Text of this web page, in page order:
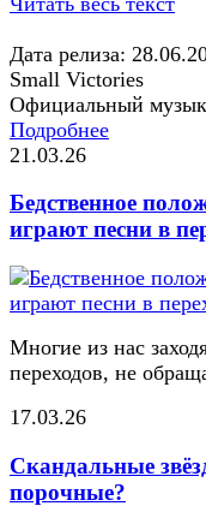
Дата релиза:
Small Victories
Официальный
Подробнее
21.03.26
Бедственное
играют песни в
Многие из нас
переходов, не
17.03.26
Скандальные
порочные?